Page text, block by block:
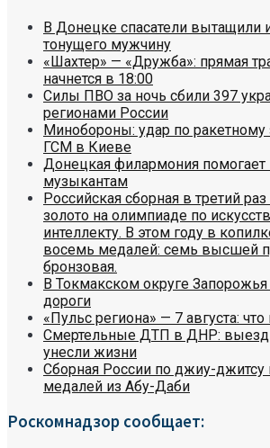
В Донецке спасатели вытащили
тонущего мужчину
«Шахтер» — «Дружба»: прямая
начнется в 18:00
Силы ПВО за ночь сбили 397
регионами России
Минобороны: удар по ракетному
ГСМ в Киеве
Донецкая филармония
музыкантам
Российская сборная в третий
золото на олимпиаде по
интеллекту. В этом году в
восемь медалей: семь высшей
бронзовая.
В Токмакском округе
дороги
«Пульс региона» — 7 августа:
Смертельные ДТП в ДНР:
унесли жизни
Сборная России по джиу-джитсу
медалей из Абу-Даби
Роскомнадзор сообщает: